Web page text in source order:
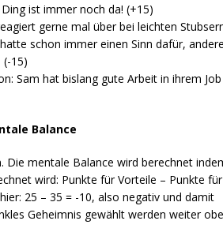
ist immer noch da! (+15)
gerne mal über bei leichten
schon immer einen Sinn dafür,
(-15)
Sam hat bislang gute Arbeit in ihrem Job
Balance
Die mentale Balance wird berechnet
wird: Punkte für Vorteile – Punkte für
25 – 35 = -10, also negativ und damit
Geheimnis gewählt werden weiter